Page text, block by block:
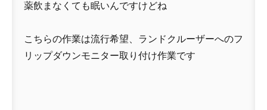
薬飲まなくても眠いんですけどね
こちらの作業は流行希望、ランドクルーザーへのフ
リップダウンモニター取り付け作業です